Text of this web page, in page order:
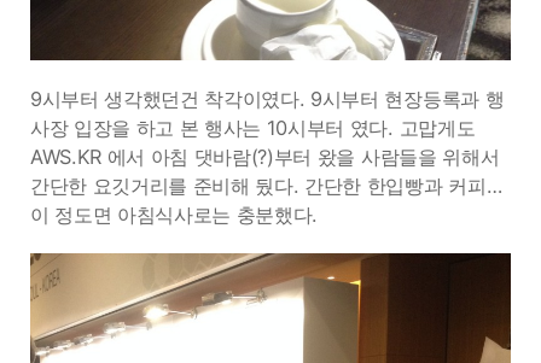
9시부터 생각했던건 착각이였다. 9시부터 현장등록과 행
사장 입장을 하고 본 행사는 10시부터 였다. 고맙게도
AWS.KR 에서 아침 댓바람(?)부터 왔을 사람들을 위해서
간단한 요깃거리를 준비해 뒀다. 간단한 한입빵과 커피…
이 정도면 아침식사로는 충분했다.